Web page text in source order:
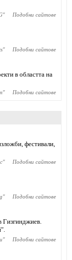
" Подобни сайтове
" Подобни сайтове
в областта на
" Подобни сайтове
фестивали,
" Подобни сайтове
" Подобни сайтове
Гизгинджиев‎.
" Подобни сайтове